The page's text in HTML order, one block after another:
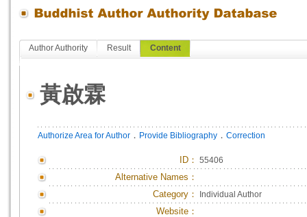
Author Authority Result Content
黃啟霖
Authorize Area for Author ． Provide Bibliography ． Correction
ID ： 55406
Alternative Names：
Category：
Individual Author
Website：